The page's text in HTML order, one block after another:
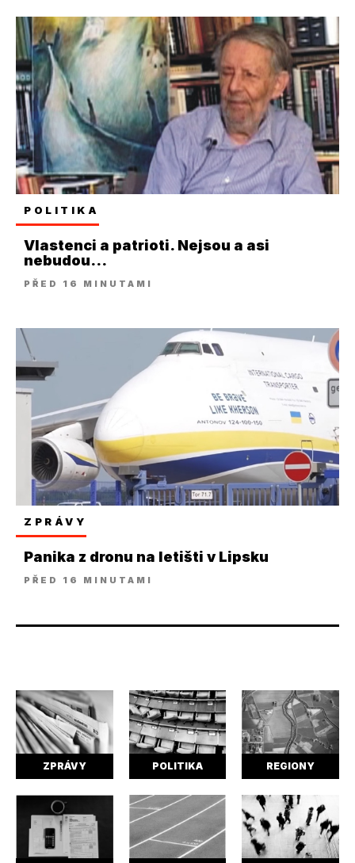
POLITIKA
Vlastenci a patrioti. Nejsou a asi
nebudou...
PŘED 16 MINUTAMI
ZPRÁVY
Panika z dronu na letišti v Lipsku
PŘED 16 MINUTAMI
ZPRÁVY POLITIKA REGIONY